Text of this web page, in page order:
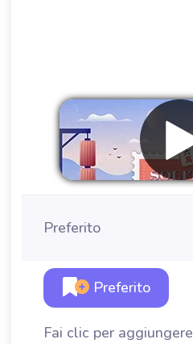
Preferito
Preferito
Fai clic per aggiungere